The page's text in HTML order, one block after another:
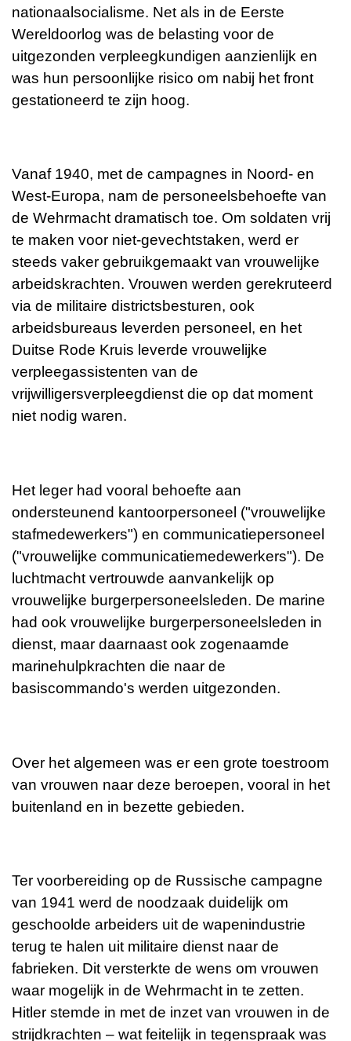
nationaalsocialisme. Net als in de Eerste
Wereldoorlog was de belasting voor de
uitgezonden verpleegkundigen aanzienlijk en
was hun persoonlijke risico om nabij het front
gestationeerd te zijn hoog.
Vanaf 1940, met de campagnes in Noord- en
West-Europa, nam de personeelsbehoefte van
de Wehrmacht dramatisch toe. Om soldaten vrij
te maken voor niet-gevechtstaken, werd er
steeds vaker gebruikgemaakt van vrouwelijke
arbeidskrachten. Vrouwen werden gerekruteerd
via de militaire districtsbesturen, ook
arbeidsbureaus leverden personeel, en het
Duitse Rode Kruis leverde vrouwelijke
verpleegassistenten van de
vrijwilligersverpleegdienst die op dat moment
niet nodig waren.
Het leger had vooral behoefte aan
ondersteunend kantoorpersoneel ("vrouwelijke
stafmedewerkers") en communicatiepersoneel
("vrouwelijke communicatiemedewerkers"). De
luchtmacht vertrouwde aanvankelijk op
vrouwelijke burgerpersoneelsleden. De marine
had ook vrouwelijke burgerpersoneelsleden in
dienst, maar daarnaast ook zogenaamde
marinehulpkrachten die naar de
basiscommando's werden uitgezonden.
Over het algemeen was er een grote toestroom
van vrouwen naar deze beroepen, vooral in het
buitenland en in bezette gebieden.
Ter voorbereiding op de Russische campagne
van 1941 werd de noodzaak duidelijk om
geschoolde arbeiders uit de wapenindustrie
terug te halen uit militaire dienst naar de
fabrieken. Dit versterkte de wens om vrouwen
waar mogelijk in de Wehrmacht in te zetten.
Hitler stemde in met de inzet van vrouwen in de
strijdkrachten – wat feitelijk in tegenspraak was